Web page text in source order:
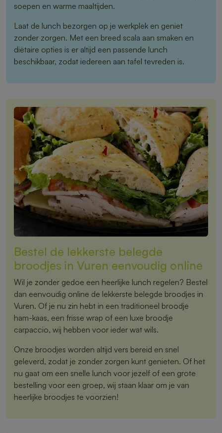
soepen en warme maaltijden.
Laat de lunch bezorgen op je werkplek en geniet
zonder zorgen. Met een breed scala aan smaken en
diëtaire opties is er altijd een passende lunch
beschikbaar, zodat iedereen aan tafel tevreden is.
Bestel de lekkerste belegde
broodjes in Vuren eenvoudig online
Wil je zonder gedoe een heerlijke lunch regelen? Bestel
dan eenvoudig online de lekkerste belegde broodjes in
Vuren. Of je nu zin hebt in een traditioneel broodje
ham-kaas, een frisse wrap of een luxe broodje
carpaccio, wij hebben voor ieder wat wils.
Onze broodjes worden altijd vers bereid en snel
geleverd, zodat je zonder zorgen kunt genieten. Of het
nu gaat om een snelle lunch voor jezelf of een grote
bestelling voor een groep, wij staan klaar om je van
heerlijke broodjes te voorzien!